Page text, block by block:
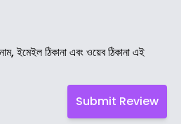
ইমেইল ঠিকানা এবং ওয়েব ঠিকানা এই